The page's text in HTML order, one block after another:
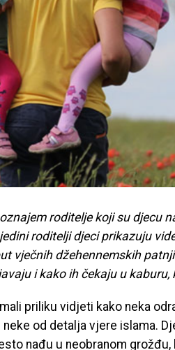
roditelje koji su djecu
roditelji djeci prikazuju
vječnih džehennemskih
i kako ih čekaju u
priliku vidjeti kako neka
od detalja vjere islama.
nađu u neobranom